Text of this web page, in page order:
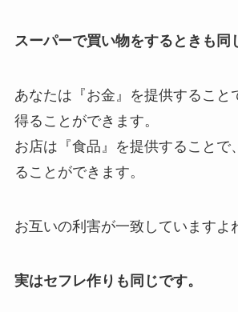
スーパーで買い物をするときも同
あなたは『お金』を提供すること
得ることができます。
お店は『食品』を提供することで
ることができます。
お互いの利害が一致していますよ
実はセフレ作りも同じです。